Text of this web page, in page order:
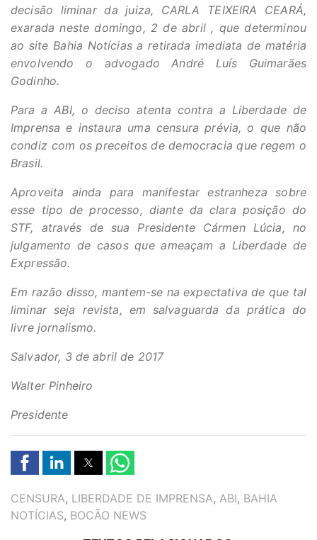
decisão liminar da juiza, CARLA TEIXEIRA CEARÁ,
exarada neste domingo, 2 de abril , que determinou
ao site Bahia Notícias a retirada imediata de matéria
envolvendo o advogado André Luís Guimarães
Godinho.
Para a ABI, o deciso atenta contra a Liberdade de
Imprensa e instaura uma censura prévia, o que não
condiz com os preceitos de democracia que regem o
Brasil.
Aproveita ainda para manifestar estranheza sobre
esse tipo de processo, diante da clara posição do
STF, através de sua Presidente Cármen Lúcia, no
julgamento de casos que ameaçam a Liberdade de
Expressão.
Em razão disso, mantem-se na expectativa de que tal
liminar seja revista, em salvaguarda da prática do
livre jornalismo.
Salvador, 3 de abril de 2017
Walter Pinheiro
Presidente
TAGS
CENSURA, LIBERDADE DE IMPRENSA, ABI, BAHIA
NOTÍCIAS, BOCÃO NEWS